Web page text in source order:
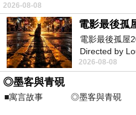
2026-08-08
電影最後孤屋
Directed by
Robinson
2026-08-08
◎墨客與青硯
■寓言故事 ◎墨客與青硯
⊕潘文良